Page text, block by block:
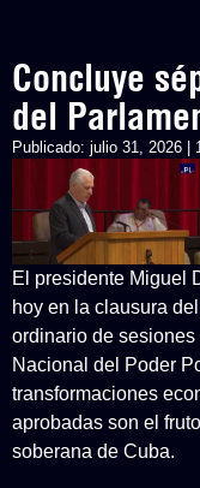
Concluye
del
Publicado: julio 31, 2026 |
El presidente Miguel
hoy en la clausura
ordinario de sesiones
Nacional del Poder
transformaciones
aprobadas son el
soberana de Cuba.